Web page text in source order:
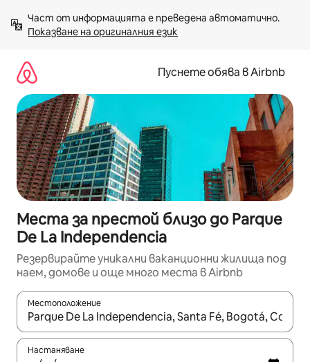
към
съдържанието
Показване на оригиналния език
Пуснете обява в Airbnb
Места за престой близо до Parque
De La Independencia
Резервирайте уникални ваканционни жилища под
наем, домове и още много места в Airbnb
Местоположение
Когато резултатите се покажат, използвайте
Настаняване